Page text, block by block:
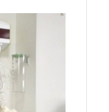
عاشت
2